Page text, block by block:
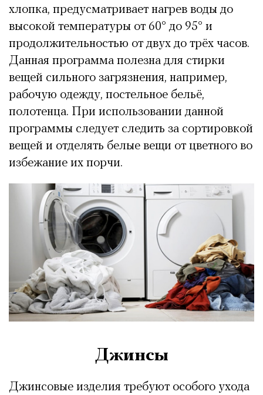
хлопка, предусматривает нагрев воды до
высокой температуры от 60° до 95° и
продолжительностью от двух до трёх часов.
Данная программа полезна для стирки
вещей сильного загрязнения, например,
рабочую одежду, постельное бельё,
полотенца. При использовании данной
программы следует следить за сортировкой
вещей и отделять белые вещи от цветного во
избежание их порчи.
Джинсы
Джинсовые изделия требуют особого ухода